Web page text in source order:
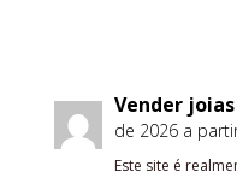
Vender
de 2026 a
Este site é